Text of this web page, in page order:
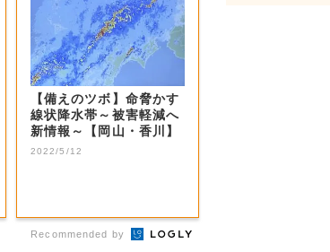
【備えのツボ】命脅かす
線状降水帯～被害軽減へ
新情報～【岡山・香川】
2022/5/12
Recommended by